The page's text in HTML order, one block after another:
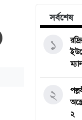
সর্বশেষ
১
২
২